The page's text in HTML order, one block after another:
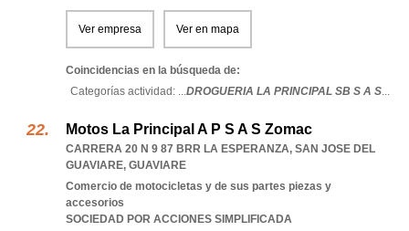
Ver empresa Ver en mapa
Coincidencias en la búsqueda de:
Categorías actividad: ...DROGUERIA LA PRINCIPAL SB S A S...
Motos La Principal A P S A S Zomac
CARRERA 20 N 9 87 BRR LA ESPERANZA, SAN JOSE DEL
GUAVIARE, GUAVIARE
Comercio de motocicletas y de sus partes piezas y
accesorios
SOCIEDAD POR ACCIONES SIMPLIFICADA